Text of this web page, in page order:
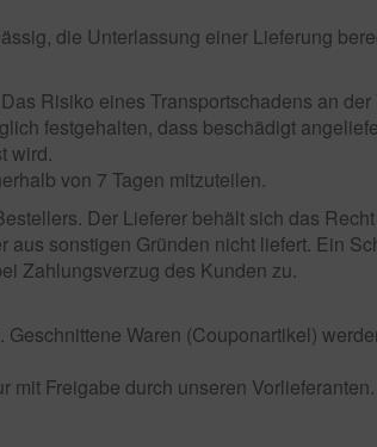
die Unterlassung einer Lieferung
Risiko eines Transportschadens an
festgehalten, dass beschädigt
wird.
von 7 Tagen mitzuteilen.
Der Lieferer behält sich das
sonstigen Gründen nicht liefert. Ein
Zahlungsverzug des Kunden zu.
Waren (Couponartikel)
mit Freigabe durch unseren Vorlieferanten.